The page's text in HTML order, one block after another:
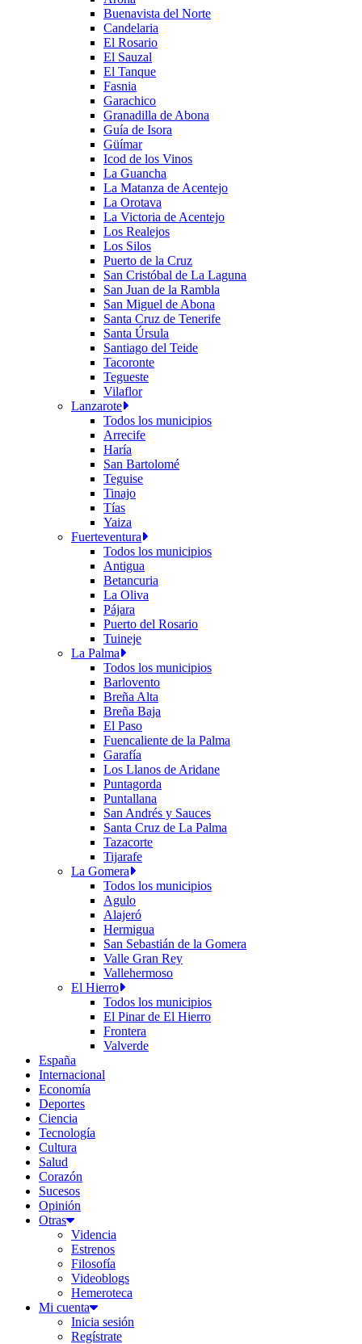
Buenavista del Norte
Candelaria
El Rosario
El Sauzal
El Tanque
Fasnia
Garachico
Granadilla de Abona
Guía de Isora
Güímar
Icod de los Vinos
La Guancha
La Matanza de Acentejo
La Orotava
La Victoria de Acentejo
Los Realejos
Los Silos
Puerto de la Cruz
San Cristóbal de La Laguna
San Juan de la Rambla
San Miguel de Abona
Santa Cruz de Tenerife
Santa Úrsula
Santiago del Teide
Tacoronte
Tegueste
Vilaflor
Lanzarote
Todos los municipios
Arrecife
Haría
San Bartolomé
Teguise
Tinajo
Tías
Yaiza
Fuerteventura
Todos los municipios
Antigua
Betancuria
La Oliva
Pájara
Puerto del Rosario
Tuineje
La Palma
Todos los municipios
Barlovento
Breña Alta
Breña Baja
El Paso
Fuencaliente de la Palma
Garafía
Los Llanos de Aridane
Puntagorda
Puntallana
San Andrés y Sauces
Santa Cruz de La Palma
Tazacorte
Tijarafe
La Gomera
Todos los municipios
Agulo
Alajeró
Hermigua
San Sebastián de la Gomera
Valle Gran Rey
Vallehermoso
El Hierro
Todos los municipios
El Pinar de El Hierro
Frontera
Valverde
España
Internacional
Economía
Deportes
Ciencia
Tecnología
Cultura
Salud
Corazón
Sucesos
Opinión
Otras
Videncia
Estrenos
Filosofía
Videoblogs
Hemeroteca
Mi cuenta
Inicia sesión
Regístrate